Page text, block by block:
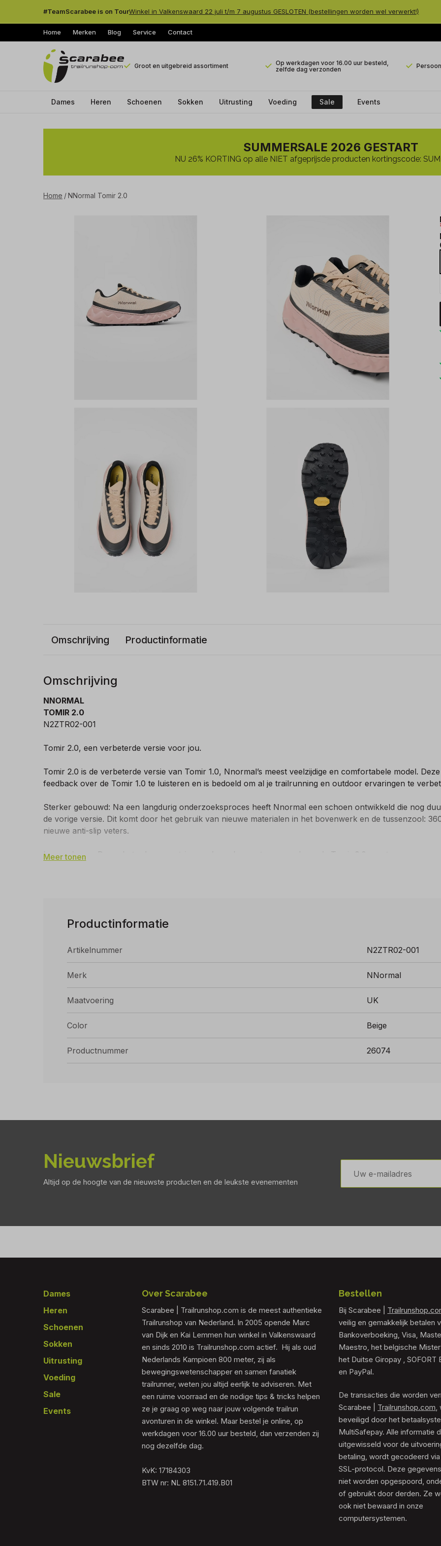
#TeamScarabee is on TourWinkel in Valkenswaard 22 juli t/m 7 augustus GESLOTEN (bestellingen worden wel verwerkt!)
Home Merken Blog Service Contact
Groot en uitgebreid assortiment
Op werkdagen voor 16.00 uur besteld,
zelfde dag verzonden
Dames Heren Schoenen Sokken Uitrusting Voeding Sale Events
NNormal
SUMMERSALE 2026 GESTART
NU 26% KORTING op alle NIET afgeprijsde producten kortingscode:
Home NNormal Tomir 2.0
Omschrijving Productinformatie
Omschrijving
NNORMAL
TOMIR 2.0
N2ZTR02-001
Tomir 2.0, een verbeterde versie voor jou.
Tomir 2.0 is de verbeterde versie van Tomir 1.0, Nnormal’s meest veelzijdige en comfortabele model.
feedback over de Tomir 1.0 te luisteren en is bedoeld om al je trailrunning en outdoor ervaringen te
Sterker gebouwd: Na een langdurig onderzoeksproces heeft Nnormal een schoen ontwikkeld die nog
de vorige versie. Dit komt door het gebruik van nieuwe materialen in het bovenwerk en de tussenzool:
nieuwe anti-slip veters.
Langer lopen: De verbeterde geometrie van de rocker en tussenzool van de Tomir 2.0 zorgt voor een
Sole: 100% rubber | Upper: 50% TPE | 22% polyester | 28% nylon monofilament
Meer tonen
Productinformatie
Artikelnummer N2ZTR02-001
Merk NNormal
Maatvoering UK
Color Beige
Productnummer 26074
Nieuwsbrief
Altijd op de hoogte van de nieuwste producten en de leukste evenementen
E-
mailadres
Footer
Dames
Heren
Schoenen
Sokken
Uitrusting
Voeding
Sale
Events
Over Scarabee
Scarabee | Trailrunshop.com is de meest authentieke
Trailrunshop van Nederland. In 2005 opende Marc
van Dijk en Kai Lemmen hun winkel in Valkenswaard
en sinds 2010 is Trailrunshop.com actief. Hij als oud
Nederlands Kampioen 800 meter, zij als
bewegingswetenschapper en samen fanatiek
trailrunner, weten jou altijd eerlijk te adviseren. Met
een ruime voorraad en de nodige tips & tricks helpen
ze je graag op weg naar jouw volgende trailrun
avonturen in de winkel. Maar bestel je online, op
werkdagen voor 16.00 uur besteld, dan verzenden zij
nog dezelfde dag.
KvK: 17184303
BTW nr: NL 8151.71.419.B01
Bestellen
Bij Scarabee |
veilig en gemakkelijk betalen
Bankoverboeking, Visa,
Maestro, het belgische Mister
het Duitse Giropay , SOFORT
en PayPal.
De transacties die worden
Scarabee | Trailrunshop.com,
beveiligd door het
MultiSafepay. Alle informatie
uitgewisseld voor de
betaling, wordt gecodeerd
SSL-protocol. Deze
niet worden opgespoord,
of gebruikt door derden. Ze
ook niet bewaard in onze
computersystemen.